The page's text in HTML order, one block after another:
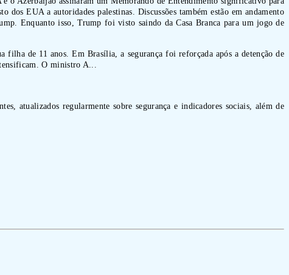
EUA a autoridades palestinas. Discussões também estão em andamento
Enquanto isso, Trump foi visto saindo da Casa Branca para um jogo de
filha de 11 anos. Em Brasília, a segurança foi reforçada após a detenção de
O ministro A...
atualizados regularmente sobre segurança e indicadores sociais, além de